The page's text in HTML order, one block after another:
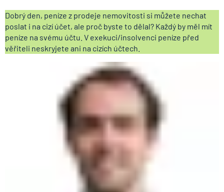
Dobrý den, peníze z prodeje nemovitosti si můžete nechat
poslat i na cizí účet, ale proč byste to dělal? Každý by měl mít
peníze na svému účtu. V exekuci/insolvenci peníze před
věřiteli neskryjete ani na cizích účtech.